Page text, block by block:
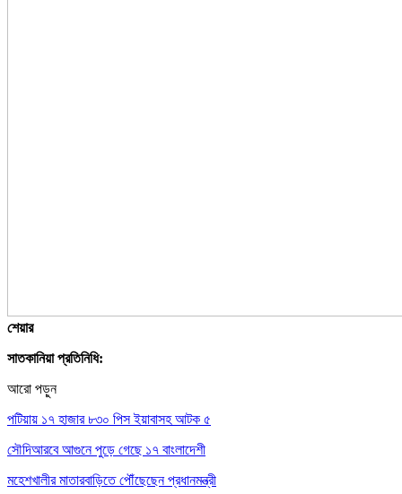
শেয়ার
সাতকানিয়া প্রতিনিধি:
আরো পড়ুন
পটিয়ায় ১৭ হাজার ৮৩০ পিস ইয়াবাসহ আটক ৫
সৌদিআরবে আগুনে পুড়ে গেছে ১৭ বাংলাদেশী
মহেশখালীর মাতারবাড়িতে পৌঁছেছেন প্রধানমন্ত্রী